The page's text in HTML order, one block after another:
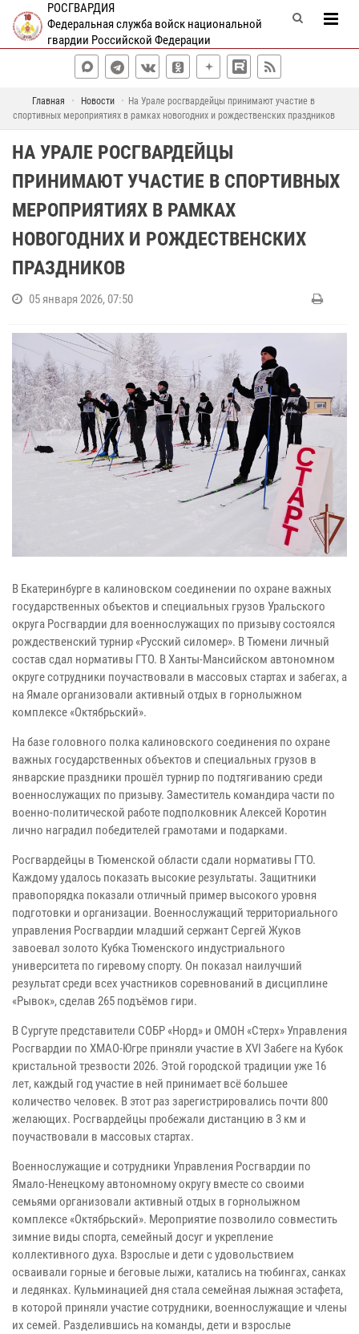
РОСГВАРДИЯ
Федеральная служба войск национальной
гвардии Российской Федерации
Главная Новости
На Урале росгвардейцы принимают участие в
спортивных мероприятиях в рамках новогодних и рождественских праздников
НА УРАЛЕ РОСГВАРДЕЙЦЫ
ПРИНИМАЮТ УЧАСТИЕ В СПОРТИВНЫХ
МЕРОПРИЯТИЯХ В РАМКАХ
НОВОГОДНИХ И РОЖДЕСТВЕНСКИХ
ПРАЗДНИКОВ
05 января 2026, 07:50
В Екатеринбурге в калиновском соединении по охране важных
государственных объектов и специальных грузов Уральского
округа Росгвардии для военнослужащих по призыву состоялся
рождественский турнир «Русский силомер». В Тюмени личный
состав сдал нормативы ГТО. В Ханты-Мансийском автономном
округе сотрудники поучаствовали в массовых стартах и забегах, а
на Ямале организовали активный отдых в горнолыжном
комплексе «Октябрьский».
На базе головного полка калиновского соединения по охране
важных государственных объектов и специальных грузов в
январские праздники прошёл турнир по подтягиванию среди
военнослужащих по призыву. Заместитель командира части по
военно-политической работе подполковник Алексей Коротин
лично наградил победителей грамотами и подарками.
Росгвардейцы в Тюменской области сдали нормативы ГТО.
Каждому удалось показать высокие результаты. Защитники
правопорядка показали отличный пример высокого уровня
подготовки и организации. Военнослужащий территориального
управления Росгвардии младший сержант Сергей Жуков
завоевал золото Кубка Тюменского индустриального
университета по гиревому спорту. Он показал наилучший
результат среди всех участников соревнований в дисциплине
«Рывок», сделав 265 подъёмов гири.
В Сургуте представители СОБР «Норд» и ОМОН «Стерх» Управления
Росгвардии по ХМАО-Югре приняли участие в XVI Забеге на Кубок
кристальной трезвости 2026. Этой городской традиции уже 16
лет, каждый год участие в ней принимает всё большее
количество человек. В этот раз зарегистрировались почти 800
желающих. Росгвардейцы пробежали дистанцию в 3 км и
поучаствовали в массовых стартах.
Военнослужащие и сотрудники Управления Росгвардии по
Ямало-Ненецкому автономному округу вместе со своими
семьями организовали активный отдых в горнолыжном
комплексе «Октябрьский». Мероприятие позволило совместить
зимние виды спорта, семейный досуг и укрепление
коллективного духа. Взрослые и дети с удовольствием
осваивали горные и беговые лыжи, катались на тюбингах, санках
и ледянках. Кульминацией дня стала семейная лыжная эстафета,
в которой приняли участие сотрудники, военнослужащие и члены
их семей. Разделившись на команды, дети и взрослые